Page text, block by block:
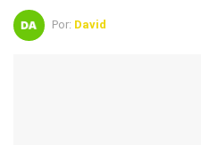
Por: David